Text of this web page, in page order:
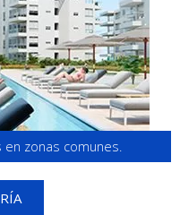
en zonas comunes.